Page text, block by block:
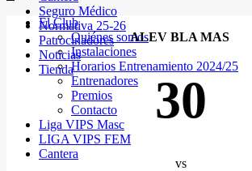
El Club
Quiénes somos
Instalaciones
Horarios Entrenamiento 2024/25
Entrenadores
Premios
Contacto
Liga VIPS Masc
LIGA VIPS FEM
Cantera
Seguro Médico
Normativa 25-26
Patrocinadores
Noticias
Tienda
ALEV BLA MAS
30
vs